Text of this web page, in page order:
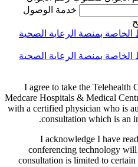
خدمة الوصول
الخاصة بمنصة الرعاية الصحية
الخاصة بمنصة الرعاية الصحية
I agree to take the Telehealth
Medcare Hospitals & Medical
with a certified physician who is
consultation which is an
I acknowledge I have
conferencing technology
consultation is limited to